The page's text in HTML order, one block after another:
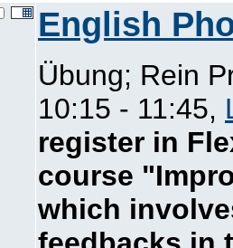
English
Übung; Rein
10:15 - 11:45,
register in
course
which